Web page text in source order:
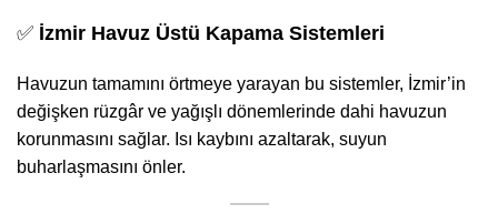
✅ İzmir Havuz Üstü Kapama Sistemleri
Havuzun tamamını örtmeye yarayan bu sistemler, İzmir’in
değişken rüzgâr ve yağışlı dönemlerinde dahi havuzun
korunmasını sağlar. Isı kaybını azaltarak, suyun
buharlaşmasını önler.